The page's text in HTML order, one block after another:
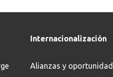
Internacionalización
Alianzas y